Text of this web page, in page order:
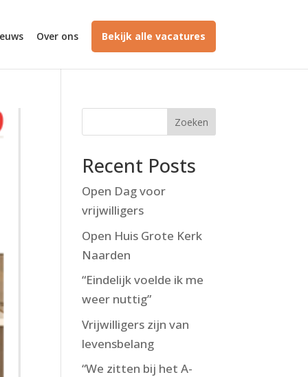
Over ons Bekijk alle vacatures
Zoeken
Recent Posts
Open Dag voor
vrijwilligers
Open Huis Grote Kerk
Naarden
“Eindelijk voelde ik me
weer nuttig”
Vrijwilligers zijn van
levensbelang
“We zitten bij het A-